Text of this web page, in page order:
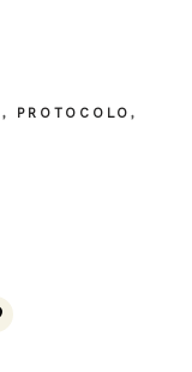
, PROTOCOLO ,